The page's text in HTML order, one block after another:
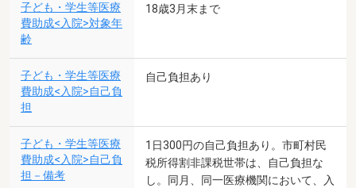
子ども・学生等医療
費助成<入院>対象年
齢
18歳3月末まで
子ども・学生等医療
費助成<入院>自己負
担
自己負担あり
子ども・学生等医療
費助成<入院>自己負
担－備考
1日300円の自己負担あり。市町村民
税所得割非課税世帯は、自己負担な
し。同月、同一医療機関において、入